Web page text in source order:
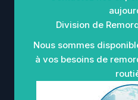
Division de
Nous sommes
à vos besoins de